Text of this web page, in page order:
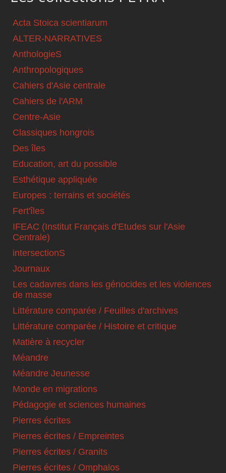
Acta Stoica scientiarum
ALTER-NARRATIVES
AnthologieS
Anthropologiques
Cahiers d'Asie centrale
Cahiers de l'ARM
Centre-Asie
Classiques hongrois
Des îles
Education, art du possible
Esthétique appliquée
Europes : terrains et sociétés
Fert'îles
IFEAC (Institut Français d'Etudes sur l'Asie
Centrale)
intersectionS
Journaux
Les cadavres dans les génocides et les violences
de masse
Littérature comparée / Feuilles d'archives
Littérature comparée / Histoire et critique
Matière à recycler
Méandre
Méandre Jeunesse
Monde en migrations
Pédagogie et sciences humaines
Pierres écrites
Pierres écrites / Empreintes
Pierres écrites / Granits
Pierres écrites / Omphalos